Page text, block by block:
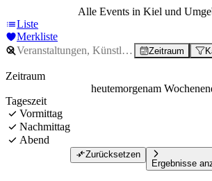
Alle Events in Kiel und
Liste
Merkliste
Zeitraum
Zeitraum
heutemorgenam
Tageszeit
Vormittag
Nachmittag
Abend
Zurücksetzen
Ergebnisse